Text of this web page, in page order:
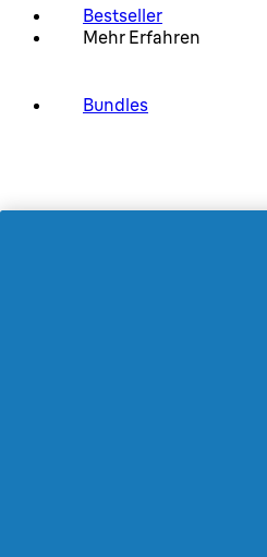
Bestseller
Mehr Erfahren
Bundles